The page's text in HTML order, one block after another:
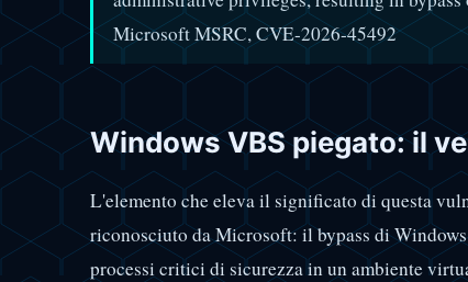
Microsoft MSRC, CVE-2026-45492
Windows VBS piegato: il
L'elemento che eleva il significato di questa
riconosciuto da Microsoft: il bypass di
processi critici di sicurezza in un ambiente